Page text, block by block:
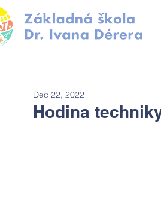
Hodina
Dec 22, 2022